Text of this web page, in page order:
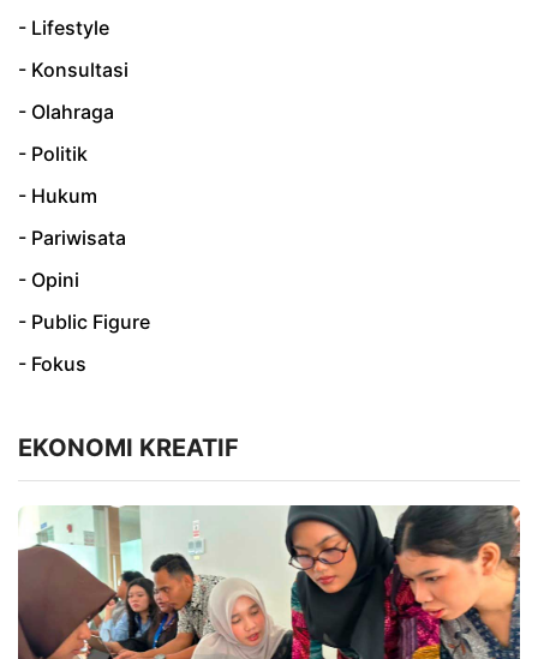
- Lifestyle
- Konsultasi
- Olahraga
- Politik
- Hukum
- Pariwisata
- Opini
- Public Figure
- Fokus
EKONOMI KREATIF